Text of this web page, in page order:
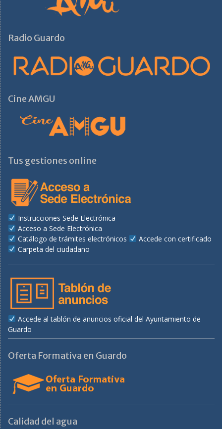
Radio Guardo
Cine AMGU
Tus gestiones online
Instrucciones Sede Electrónica
Acceso a Sede Electrónica
Catálogo de trámites electrónicos
Accede con certificado
Carpeta del ciudadano
Accede al tablón de anuncios oficial del Ayuntamiento de
Guardo
Oferta Formativa en Guardo
Calidad del agua